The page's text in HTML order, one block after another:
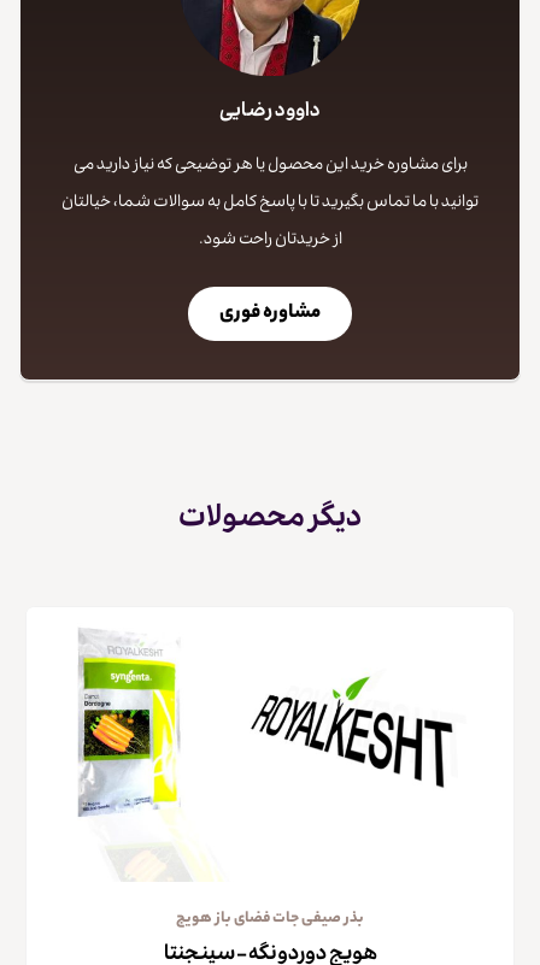
داوود رضایی
برای مشاوره خرید این محصول یا هر توضیحی که نیاز دارید می
توانید با ما تماس بگیرید تا با پاسخ کامل به سوالات شما، خیالتان
از خریدتان راحت شود.
مشاوره فوری
دیگر محصولات
بذر صیفی جات فضای باز هویج
هویج دوردونگه – سینجنتا